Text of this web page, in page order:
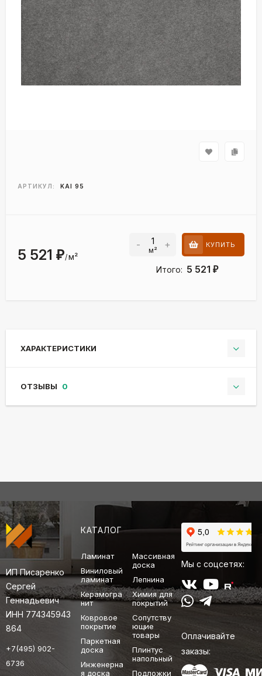
АРТИКУЛ: KAI 95
5 521 ₽/м²
- м² + КУПИТЬ
Итого: 5 521 ₽
ХАРАКТЕРИСТИКИ
ОТЗЫВЫ 0
ИП Писаренко
Сергей
Геннадьевич
ИНН 774345943
864
+7(495) 902-
6736
КАТАЛОГ
Ламинат
Виниловый
ламинат
Керамогра
нит
Ковровое
покрытие
Паркетная
доска
Инженерна
я доска
Массивная
доска
Лепнина
Химия для
покрытий
Сопутству
ющие
товары
Плинтус
напольный
Подложки
Мы с соцсетях:
Оплачивайте
заказы: